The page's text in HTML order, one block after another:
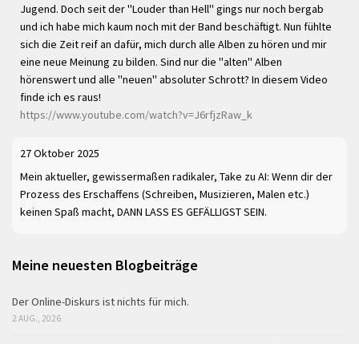
Jugend. Doch seit der "Louder than Hell" gings nur noch bergab
und ich habe mich kaum noch mit der Band beschäftigt. Nun fühlte
sich die Zeit reif an dafür, mich durch alle Alben zu hören und mir
eine neue Meinung zu bilden. Sind nur die "alten" Alben
hörenswert und alle "neuen" absoluter Schrott? In diesem Video
finde ich es raus!
https://www.youtube.com/watch?v=J6rfjzRaw_k
27 Oktober 2025
Mein aktueller, gewissermaßen radikaler, Take zu AI: Wenn dir der
Prozess des Erschaffens (Schreiben, Musizieren, Malen etc.)
keinen Spaß macht, DANN LASS ES GEFÄLLIGST SEIN.
Meine neuesten Blogbeiträge
Der Online-Diskurs ist nichts für mich.
2 AUG., 2026